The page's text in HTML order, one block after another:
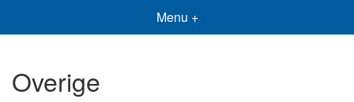
Menu +
Overige